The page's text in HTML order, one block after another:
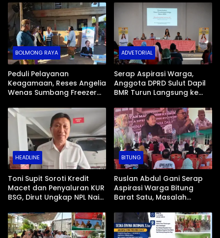
BOLMONG RAYA
Peduli Pelayanan
Keagamaan, Reses Angelia
Wenas Sumbang Freezer
di Mopugad Bolmong
ADVETORIAL
Serap Aspirasi Warga,
Anggota DPRD Sulut Dapil
BMR Turun Langsung ke
HEADLINE
Toni Supit Soroti Kredit
Macet dan Penyaluran KUR
BSG, Dirut Ungkap NPL Naik
BITUNG
Ruslan Abdul Gani Serap
Aspirasi Warga Bitung
Barat Satu, Masalah
Jadi Prioritas